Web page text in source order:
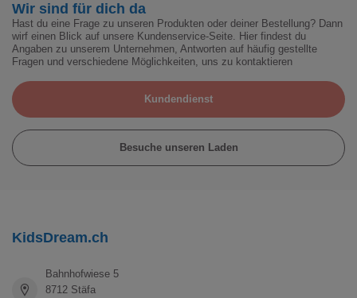
Wir sind für dich da
Hast du eine Frage zu unseren Produkten oder deiner Bestellung? Dann
wirf einen Blick auf unsere Kundenservice-Seite. Hier findest du
Angaben zu unserem Unternehmen, Antworten auf häufig gestellte
Fragen und verschiedene Möglichkeiten, uns zu kontaktieren
Kundendienst
Besuche unseren Laden
KidsDream.ch
Bahnhofwiese 5
8712 Stäfa